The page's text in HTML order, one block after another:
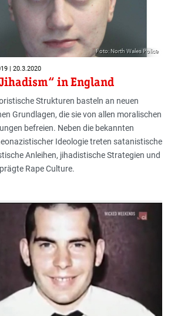
Foto: North Wales Police
| 20.3.2020
in England
Strukturen basteln an neuen
Grundlagen, die sie von allen moralischen
befreien. Neben die bekannten
Ideologie treten satanistische
Anleihen, jihadistische Strategien und
Rape Culture.